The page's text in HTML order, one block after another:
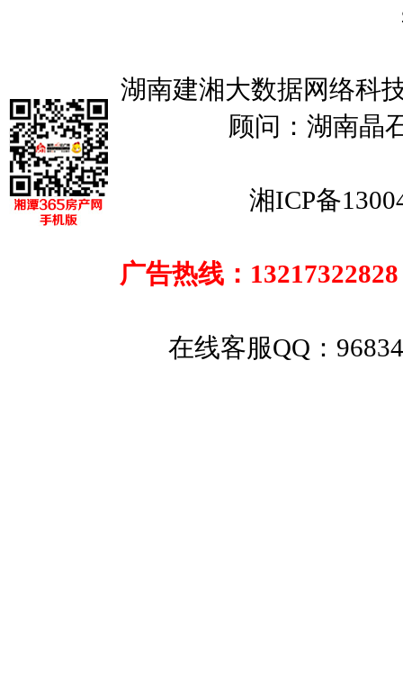
湖南建湘大数据网络
顾问：湖南晶
湘ICP备
广告热线：13217322828
在线客服QQ：